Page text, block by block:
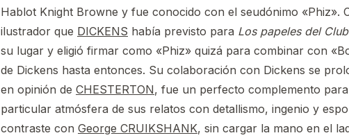
Hablot Knight Browne y fue conocido con el seudónimo «Phiz».
ilustrador que DICKENS había previsto para Los papeles del
su lugar y eligió firmar como «Phiz» quizá para combinar con
de Dickens hasta entonces. Su colaboración con Dickens se
en opinión de CHESTERTON, fue un perfecto complemento
particular atmósfera de sus relatos con detallismo, ingenio y
contraste con George CRUIKSHANK, sin cargar la mano en el